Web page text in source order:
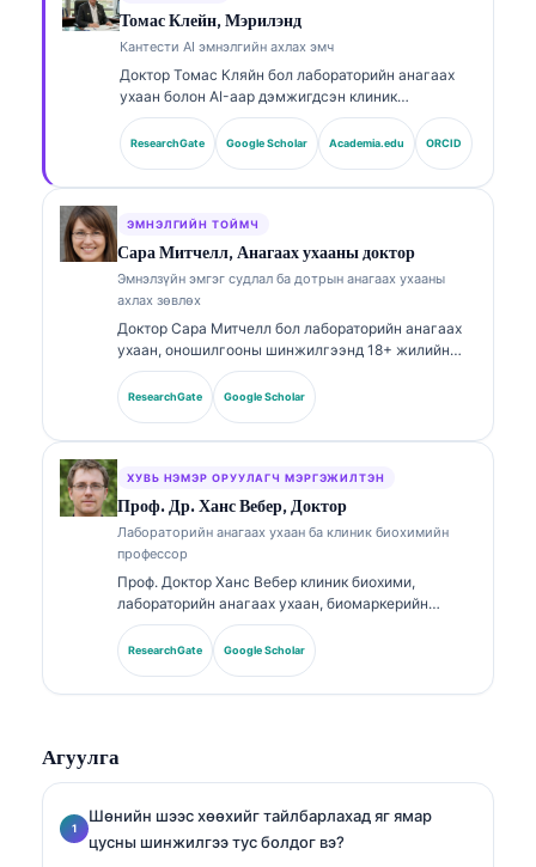
Томас Клейн, Мэрилэнд
Кантести AI эмнэлгийн ахлах эмч
Доктор Томас Кляйн бол лабораторийн анагаах
ухаан болон AI-аар дэмжигдсэн клиник
шинжилгээнд 15 гаруй жилийн туршлагатай,
зөвшөөрөгдсөн (board-certified) клиник
гематологич, дотрын эмч юм. Kantesti AI
эмнэлзүйн үнэн зөв байдлын талаар эмнэлзүйн
хяналтыг хэрэгжүүлдэг. Доктор Кляйн нь
биомаркерын тайлбар болон лабораторийн
оношилгооны чиглэлээр лабораторийн анагаах
ухааны сэдвүүд дээр өргөн хүрээнд хэвлүүлсэн.
ResearchGate Google Scholar Academia.edu ORCID
ЭМНЭЛГИЙН ТОЙМЧ
Сара Митчелл, Анагаах ухааны доктор
Эмнэлзүйн эмгэг судлал ба дотрын анагаах ухааны
ахлах зөвлөх
Доктор Сара Митчелл бол лабораторийн анагаах
ухаан, оношилгооны шинжилгээнд 18+ жилийн
туршлагатай, зөвлөлөөр баталгаажсан клиник
эмгэг судлаач (клиник патологоанатом) юм.
Тэрээр клиник химийн чиглэлээр мэргэшлийн
шинжилгээний талаар өргөнөөр нийтэлсэн.
ResearchGate Google Scholar
ХУВЬ НЭМЭР ОРУУЛАГЧ МЭРГЭЖИЛТЭН
Проф. Др. Ханс Вебер, Доктор
Лабораторийн анагаах ухаан ба клиник биохимийн
профессор
Проф. Доктор Ханс Вебер клиник биохими,
лабораторийн анагаах ухаан, биомаркерийн
судалгаанд 30+ жилийн туршлагатай. Германы
Клиник химийн нийгэмлэгийн (German Society for
Clinical Chemistry) Ерөнхийлөгчөөр ажиллаж
мэргэшсэн.
ResearchGate Google Scholar
Агуулга
Шөнийн шээс хөөхийг тайлбарлахад яг ямар
цусны шинжилгээ тус болдог вэ?